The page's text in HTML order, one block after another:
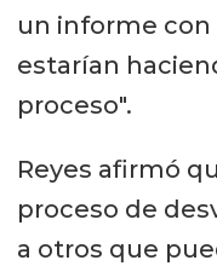
un informe
estarían
proceso".
Reyes afirmó
proceso de
a otros que